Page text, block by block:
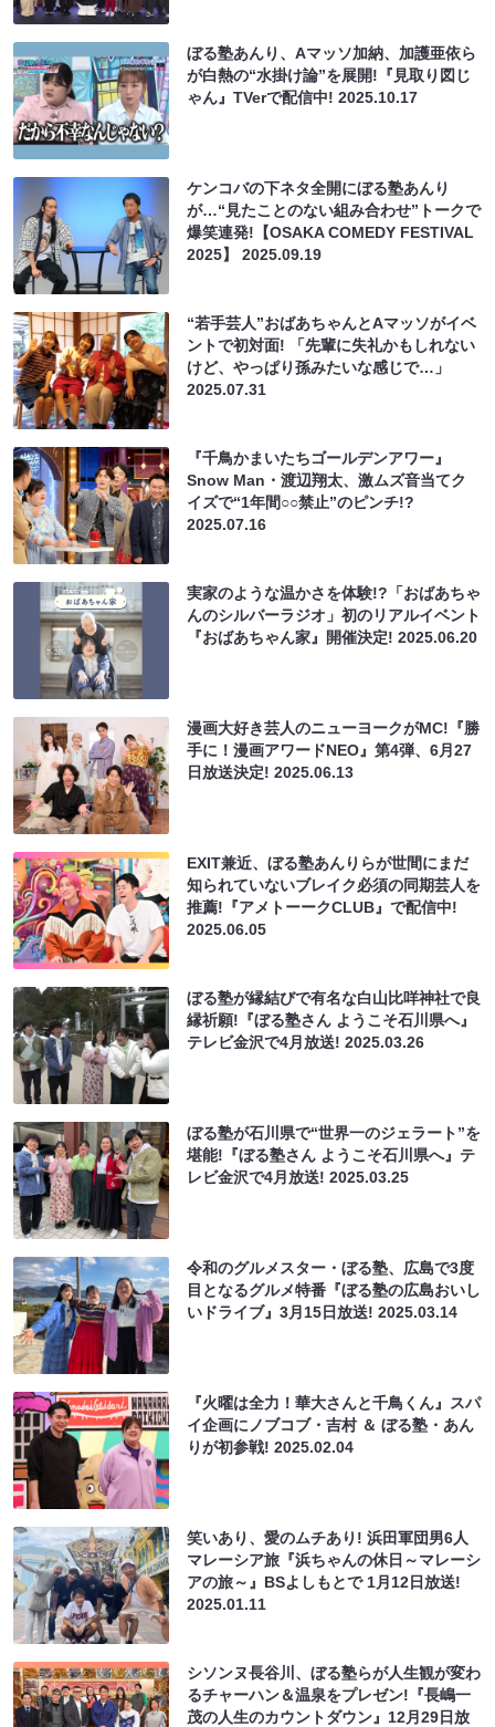
ぼる塾あんり、Aマッソ加納、加護亜依ら
が白熱の“水掛け論”を展開!『見取り図じ
ゃん』TVerで配信中!2025.10.17
ケンコバの下ネタ全開にぼる塾あんり
が…“見たことのない組み合わせ”トークで
爆笑連発!【OSAKA COMEDY FESTIVAL
2025】2025.09.19
“若手芸人”おばあちゃんとAマッソがイベ
ントで初対面! 「先輩に失礼かもしれない
けど、やっぱり孫みたいな感じで…」
2025.07.31
『千鳥かまいたちゴールデンアワー』
Snow Man・渡辺翔太、激ムズ音当てク
イズで“1年間○○禁止”のピンチ!?
2025.07.16
実家のような温かさを体験!?「おばあちゃ
んのシルバーラジオ」初のリアルイベント
『おばあちゃん家』開催決定!2025.06.20
漫画大好き芸人のニューヨークがMC!『勝
手に！漫画アワードNEO』第4弾、6月27
日放送決定!2025.06.13
EXIT兼近、ぼる塾あんりらが世間にまだ
知られていないブレイク必須の同期芸人を
推薦!『アメトーークCLUB』で配信中!
2025.06.05
ぼる塾が縁結びで有名な白山比咩神社で良
縁祈願!『ぼる塾さん ようこそ石川県へ』
テレビ金沢で4月放送!2025.03.26
ぼる塾が石川県で“世界一のジェラート”を
堪能!『ぼる塾さん ようこそ石川県へ』テ
レビ金沢で4月放送!2025.03.25
令和のグルメスター・ぼる塾、広島で3度
目となるグルメ特番『ぼる塾の広島おいし
いドライブ』3月15日放送!2025.03.14
『火曜は全力！華大さんと千鳥くん』スパ
イ企画にノブコブ・吉村 ＆ ぼる塾・あん
りが初参戦!2025.02.04
笑いあり、愛のムチあり! 浜田軍団男6人
マレーシア旅『浜ちゃんの休日～マレーシ
アの旅～』BSよしもとで 1月12日放送!
2025.01.11
シソンヌ長谷川、ぼる塾らが人生観が変わ
るチャーハン＆温泉をプレゼン!『長嶋一
茂の人生のカウントダウン』12月29日放